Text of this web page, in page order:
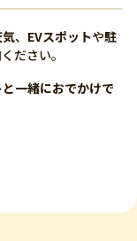
、 EVスポットや駐
ださい。
一緒におでかけで